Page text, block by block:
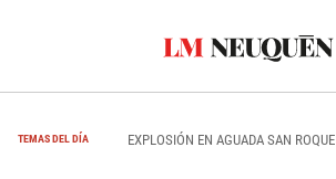
TEMAS DEL DÍA EXPLOSIÓN EN AGUADA SAN ROQUE